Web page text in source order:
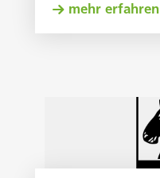
mehr erfahren